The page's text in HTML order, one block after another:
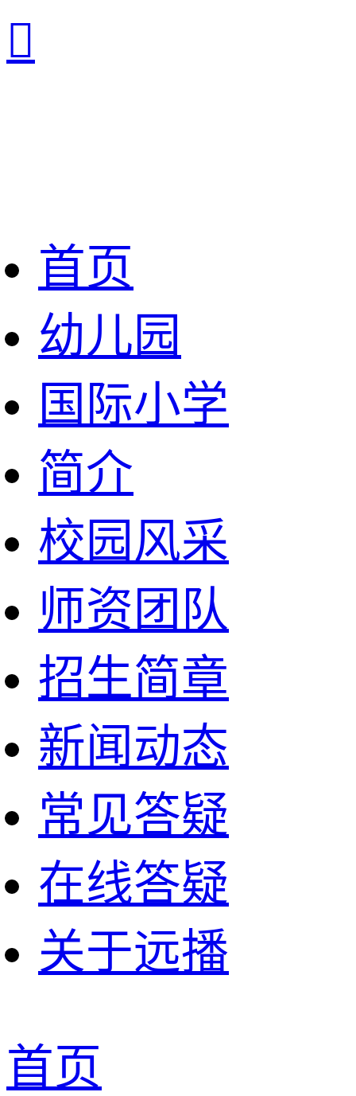

首页
幼儿园
国际小学
简介
校园风采
师资团队
招生简章
新闻动态
常见答疑
在线答疑
关于远播
首页